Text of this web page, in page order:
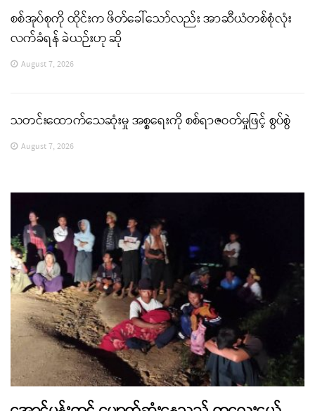
စစ်အုပ်စုကို ထိုင်းက ဖိတ်ခေါ်သော်လည်း အာဆီယံတစ်စုံလုံး
လက်ခံရန် ခဲယဉ်းဟု ဆို
August 7, 2026
သတင်းထောက်သေဆုံးမှု အစ္စရေးကို စစ်ရာဇဝတ်မှုဖြင့် စွပ်စွဲ
August 7, 2026